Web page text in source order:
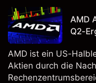
AMD
Q2-
AMD ist ein US-
Aktien durch die